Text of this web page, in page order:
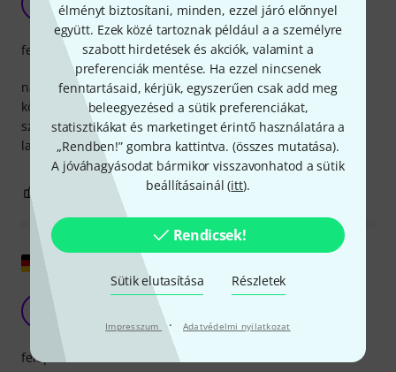
élményt biztosítani, minden, ezzel járó előnnyel
együtt. Ezek közé tartoznak például a a személyre
szabott hirdetések és akciók, valamint a
preferenciák mentése. Ha ezzel nincsenek
fenntartásaid, kérjük, egyszerűen csak add meg
beleegyezésed a sütik preferenciákat,
statisztikákat és marketinget érintő használatára a
„Rendben!” gombra kattintva. (összes mutatása).
A jóváhagyásodat bármikor visszavonhatod a sütik
beállításainál (itt).
Rendicsek!
Sütik elutasítása Részletek
Impresszum · Adatvédelmi nyilatkozat
DaveMFH 15.10.2011
nagyon szép borító és még Mr. King is sörénnyel! A
könyvben a csoport összes legnépszerűbb slágere együtt
szerepel, és bárki, aki átesett a thrash történelem ezen a
lapján, kis gitármesternek mondhatja magát.
felépítés
JELENTEM!
Eredeti megjelenítése
Érdemes
BARBARUS 05.03.2020
felépítés